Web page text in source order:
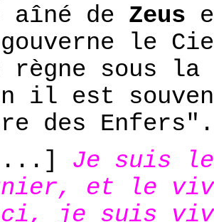
aîné de Zeus
gouverne le
règne sous
il est
des Enfers".
Je suis
et le
je suis